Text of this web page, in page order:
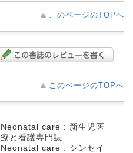
このページのTOPへ
このページのTOPへ
Neonatal care : 新生児医
療と看護専門誌
Neonatal care : シンセイ